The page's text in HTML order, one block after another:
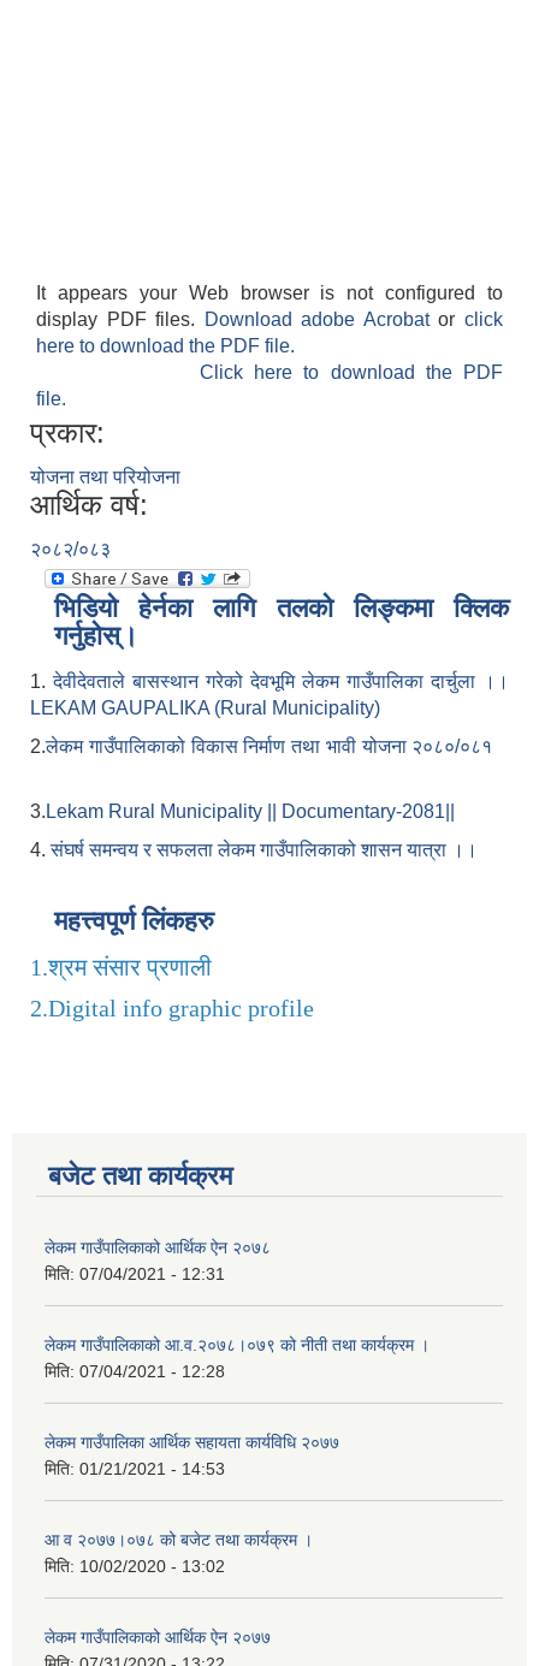
It appears your Web browser is not configured to
display PDF files.
Download adobe Acrobatorclick
here to download the PDF file.
Click here to download the PDF
file.
प्रकार:
योजना तथा परियोजना
आर्थिक वर्ष:
२०८२/०८३
भिडियो हेर्नका लागि तलको लिङ्कमा क्लिक
गर्नुहोस्।
1.देवीदेवताले बासस्थान गरेको देवभूमि लेकम गाउँपालिका दार्चुला ।।
LEKAM GAUPALIKA (Rural Municipality)
2.लेकम गाउँपालिकाको विकास निर्माण तथा भावी योजना २०८०/०८१
3. Lekam Rural Municipality || Documentary-2081||
4.संघर्ष समन्वय र सफलता लेकम गाउँपालिकाको शासन यात्रा ।।
महत्त्वपूर्ण लिंकहरु
1.श्रम संसार प्रणाली
2.Digital info graphic profile
बजेट तथा कार्यक्रम
लेकम गाउँपालिकाको आर्थिक ऐन २०७८
मिति: 07/04/2021 - 12:31
लेकम गाउँपालिकाको आ.व.२०७८।०७९ को नीती तथा कार्यक्रम ।
मिति: 07/04/2021 - 12:28
लेकम गाउँपालिका आर्थिक सहायता कार्यविधि २०७७
मिति: 01/21/2021 - 14:53
आ व २०७७।०७८ को बजेट तथा कार्यक्रम ।
मिति: 10/02/2020 - 13:02
लेकम गाउँपालिकाको आर्थिक ऐन २०७७